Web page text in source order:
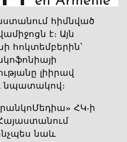
հիմնված
է։ Այն
հոկտեմբերին՝
լիիրավ
նպատակով։
ՀԿ-ի
նաև